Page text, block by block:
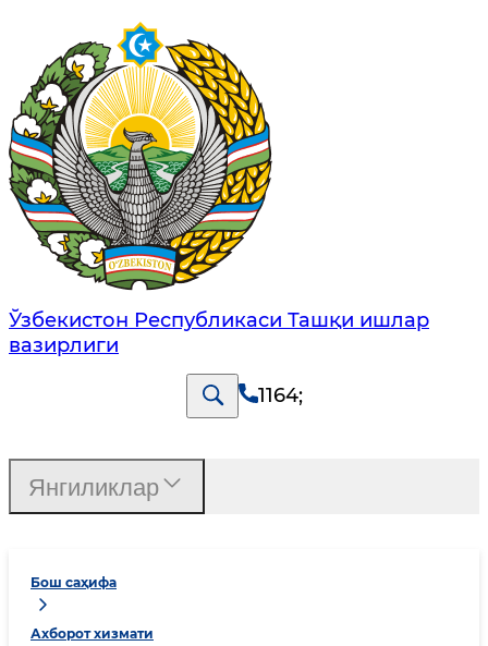
Ўзбекистон Республикаси Ташқи ишлар
вазирлиги
1164;
Бош саҳифа
Ахборот хизмати
Янгиликлар